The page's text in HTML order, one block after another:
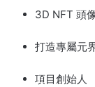
3D NFT 頭
打造專屬元
項目創始人